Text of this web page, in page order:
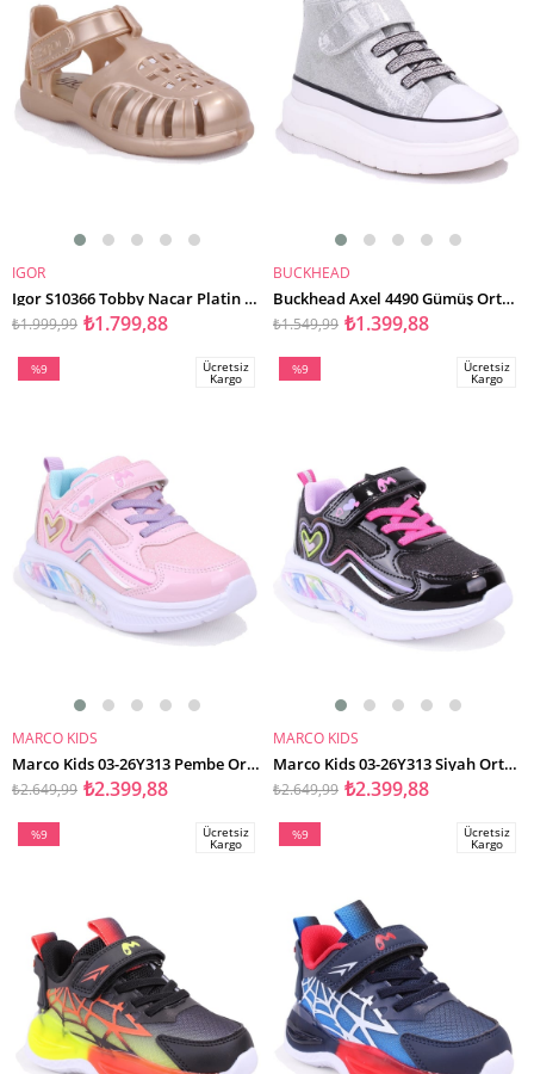
SEPETE EKLE
IGOR
Igor S10366 Tobby Nacar Platin Günlük Kız Çocuk Sandalet
₺1.799,88
₺1.999,99
SEPETE EKLE
BUCKHEAD
Buckhead Axel 4490 Gümüş Ortopedik Günlük Kız Çocuk Spor Ayakkabı
₺1.399,88
₺1.549,99
SEPETE EKLE
%9
Ücretsiz
Kargo
MARCO KIDS
Marco Kids 03-26Y313 Pembe Ortopedik Günlük Işıklı Kız Çocuk Spor Ayakkabı
₺2.399,88
₺2.649,99
SEPETE EKLE
%9
Ücretsiz
Kargo
MARCO KIDS
Marco Kids 03-26Y313 Siyah Ortopedik Günlük Işıklı Kız Çocuk Spor Ayakkabı
₺2.399,88
₺2.649,99
%9
Ücretsiz
Kargo
%9
Ücretsiz
Kargo